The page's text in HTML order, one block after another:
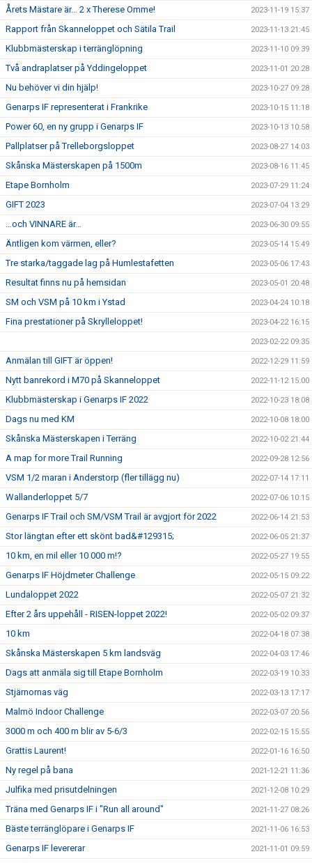
Årets Mästare är… 2 x Therese Omme! 2023-11-19 15:37
Rapport från Skanneloppet och Sätila Trail 2023-11-13 21:45
Klubbmästerskap i terränglöpning 2023-11-10 09:39
Två andraplatser på Yddingeloppet 2023-11-01 20:28
Nu behöver vi din hjälp! 2023-10-27 09:28
Genarps IF representerat i Frankrike 2023-10-15 11:18
Power 60, en ny grupp i Genarps IF 2023-10-13 10:58
Pallplatser på Trelleborgsloppet 2023-08-27 14:03
Skånska Mästerskapen på 1500m 2023-08-16 11:45
Etape Bornholm 2023-07-29 11:24
GIFT 2023 2023-07-04 13:29
…och VINNARE är… 2023-06-30 09:55
Äntligen kom värmen, eller? 2023-05-14 15:49
Tre starka/taggade lag på Humlestafetten 2023-05-06 17:43
Resultat finns nu på hemsidan 2023-05-01 20:48
SM och VSM på 10 km i Ystad 2023-04-24 10:18
Fina prestationer på Skrylleloppet! 2023-04-22 16:15
2023-02-22 09:35
Anmälan till GIFT är öppen! 2022-12-29 11:59
Nytt banrekord i M70 på Skanneloppet 2022-11-12 15:00
Klubbmästerskap i Genarps IF 2022 2022-10-23 18:08
Dags nu med KM 2022-10-08 18:00
Skånska Mästerskapen i Terräng 2022-10-02 21:44
A map for more Trail Running 2022-09-28 12:56
VSM 1/2 maran i Anderstorp (fler tillägg nu) 2022-07-14 17:11
Wallanderloppet 5/7 2022-07-06 10:15
Genarps IF Trail och SM/VSM Trail är avgjort för 2022 2022-06-14 21:53
Stor längtan efter ett skönt bad&#129315; 2022-06-05 21:37
10 km, en mil eller 10 000 m!? 2022-05-27 19:55
Genarps IF Höjdmeter Challenge 2022-05-15 09:22
Lundaloppet 2022 2022-05-07 21:32
Efter 2 års uppehåll - RISEN-loppet 2022! 2022-05-02 09:37
10 km 2022-04-18 07:38
Skånska Mästerskapen 5 km landsväg 2022-04-03 17:46
Dags att anmäla sig till Etape Bornholm 2022-03-19 10:33
Stjärnornas väg 2022-03-13 17:17
Malmö Indoor Challenge 2022-03-07 20:56
3000 m och 400 m blir av 5-6/3 2022-02-15 15:55
Grattis Laurent! 2022-01-16 16:50
Ny regel på bana 2021-12-21 11:36
Julfika med prisutdelningen 2021-12-08 10:29
Träna med Genarps IF i "Run all around" 2021-11-27 08:26
Bäste terränglöpare i Genarps IF 2021-11-06 16:53
Genarps IF levererar 2021-11-01 09:59